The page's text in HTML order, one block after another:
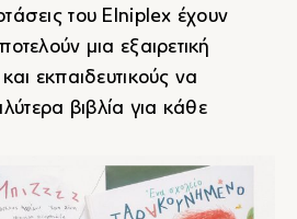
του Elniplex έχουν
μια εξαιρετική
εκπαιδευτικούς να
βιβλία για κάθε